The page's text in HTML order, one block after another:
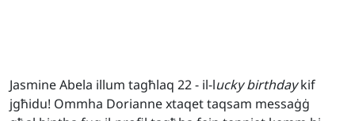
Jasmine Abela illum tagħlaq 22 - il-lucky birthdaykif
jgħidu! Ommha Dorianne xtaqet taqsam messaġġ